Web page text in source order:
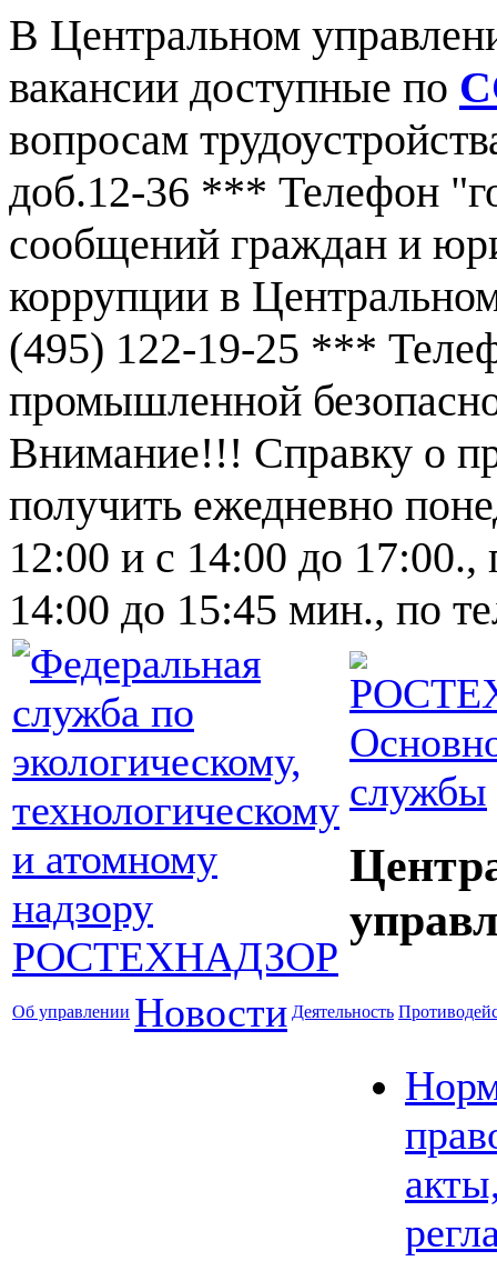
В Центральном
вакансии доступные по
вопросам
доб.12-36 *** Телефон
сообщений граждан и
коррупции в
(495) 122-19-25 ***
промышленной
Внимание!!! Справку о
получить ежедневно
12:00 и с 14:00 до 17:00.,
14:00 до 15:45 мин., по
службы
Об управлении Новости Деятельность